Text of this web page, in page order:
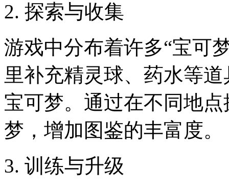
2. 探索与收集
游戏中分布着许多“宝可
里补充精灵球、药水等
宝可梦。通过在不同地
梦，增加图鉴的丰富度。
3. 训练与升级